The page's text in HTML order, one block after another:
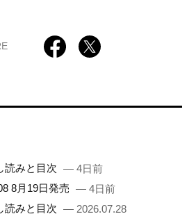
読みと目次 — 4日前
8月19日発売 — 4日前
読みと目次 — 2026.07.28